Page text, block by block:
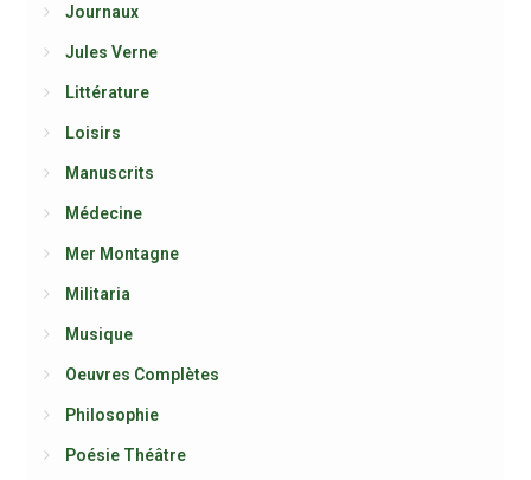
Journaux
Jules Verne
Littérature
Loisirs
Manuscrits
Médecine
Mer Montagne
Militaria
Musique
Oeuvres Complètes
Philosophie
Poésie Théâtre